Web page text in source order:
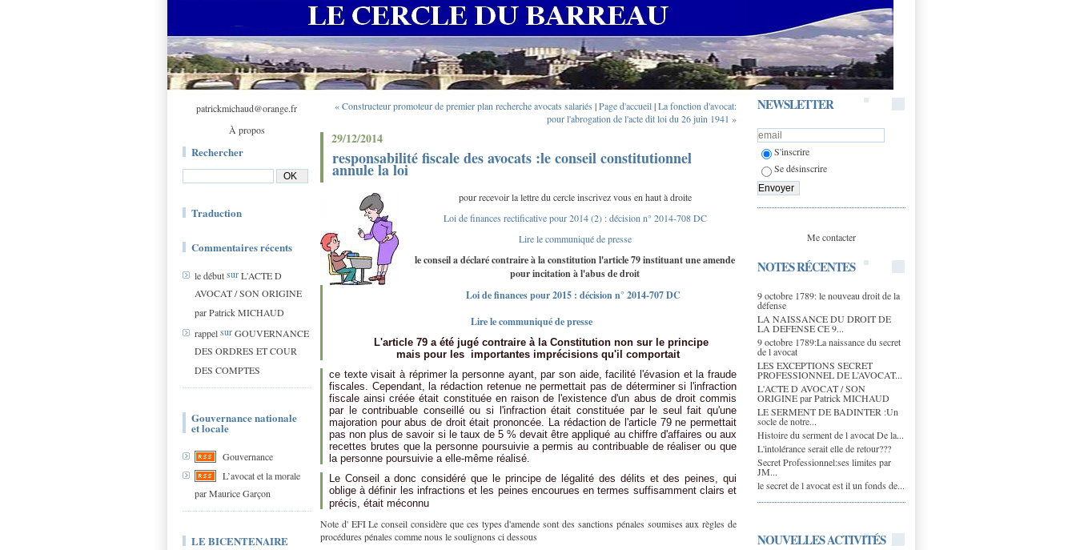
patrickmichaud@orange.fr
À propos
Rechercher
Traduction
Commentaires récents
le débutsurL'ACTE D
AVOCAT / SON ORIGINE
par Patrick MICHAUD
rappelsurGOUVERNANCE
DES ORDRES ET COUR
DES COMPTES
Gouvernance nationale
et locale
Gouvernance
L’avocat et la morale
par Maurice Garçon
LE BICENTENAIRE
NEWSLETTER
S'inscrire
Se désinscrire
Me contacter
NOTES RÉCENTES
9 octobre 1789: le nouveau droit de la
défense
LA NAISSANCE DU DROIT DE
LA DEFENSE CE 9...
9 octobre 1789:La naissance du secret
de l avocat
LES EXCEPTIONS SECRET
PROFESSIONNEL DE L’AVOCAT...
L'ACTE D AVOCAT / SON
ORIGINE par Patrick MICHAUD
LE SERMENT DE BADINTER :Un
socle de notre...
Histoire du serment de l avocat De la...
L'intolérance serait elle de retour???
Secret Professionnel:ses limites par
JM...
le secret de l avocat est il un fonds de...
NOUVELLES ACTIVITÉS
« Constructeur promoteur de premier plan recherche avocats salariés |Page d'accueil|La fonction d'avocat:
pour l'abrogation de l'acte dit loi du 26 juin 1941 »
29/12/2014
responsabilité fiscale des avocats :le conseil constitutionnel
annule la loi
pour recevoir la lettre du cercle inscrivez vous en haut à droite
Loi de finances rectificative pour 2014 (2) : décision n° 2014-708 DC
Lire le communiqué de presse
le conseil a déclaré contraire à la constitution l'article 79 instituant une amende
pour incitation à l'abus de droit
Loi de finances pour 2015 : décision n° 2014-707 DC
Lire le communiqué de presse
L'article 79 a été jugé contraire à la Constitution non sur le principe
mais pour les importantes imprécisions qu'il comportait
ce texte visait à réprimer la personne ayant, par son aide, facilité l'évasion et la fraude
fiscales. Cependant, la rédaction retenue ne permettait pas de déterminer si l'infraction
fiscale ainsi créée était constituée en raison de l'existence d'un abus de droit commis
par le contribuable conseillé ou si l'infraction était constituée par le seul fait qu'une
majoration pour abus de droit était prononcée. La rédaction de l'article 79 ne permettait
pas non plus de savoir si le taux de 5 % devait être appliqué au chiffre d'affaires ou aux
recettes brutes que la personne poursuivie a permis au contribuable de réaliser ou que
la personne poursuivie a elle-même réalisé.
Le Conseil a donc considéré que le principe de légalité des délits et des peines, qui
oblige à définir les infractions et les peines encourues en termes suffisamment clairs et
précis, était méconnu
Note d' EFI Le conseil considère que ces types d'amende sont des sanctions pénales soumises aux règles de
procédures pénales comme nous le soulignons ci dessous